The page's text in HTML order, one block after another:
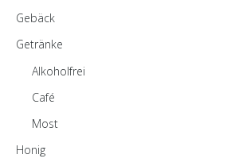
Gebäck
Getränke
Alkoholfrei
Café
Most
Honig